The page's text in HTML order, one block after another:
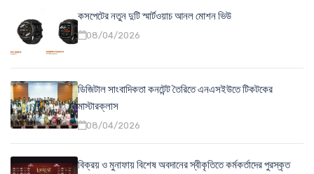
কসপেটের নতুন দুটি স্মার্টওয়াচ আনল মোশন ভিউ
08/04/2026
ডিজিটাল সাংবাদিকতা কনটেন্ট তৈরিতে এনএসইউতে টিকটকের
মাস্টারক্লাস
08/04/2026
বিক্রয় ও মুনাফায় বিশেষ অবদানের স্বীকৃতিতে কর্মকর্তাদের পুরস্কৃত